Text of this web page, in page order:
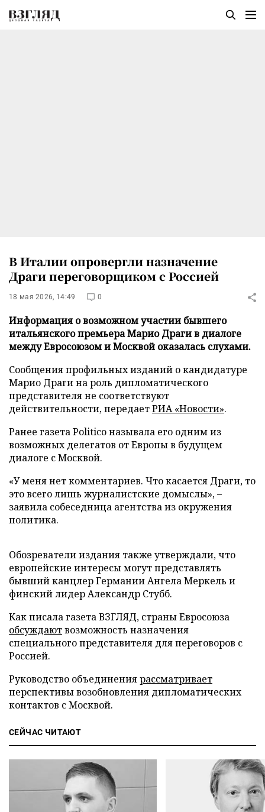
В Италии опровергли назначение
Драги переговорщиком с Россией
18 мая 2026, 14:49 0
Информация о возможном участии бывшего
итальянского премьера Марио Драги в диалоге
между Евросоюзом и Москвой оказалась слухами.
Сообщения профильных изданий о кандидатуре
Марио Драги на роль дипломатического
представителя не соответствуют
действительности, передаетРИА «Новости».
Ранее газета Politico называла его одним из
возможных делегатов от Европы в будущем
диалоге с Москвой.
«У меня нет комментариев. Что касается Драги, то
это всего лишь журналистские домыслы», –
заявила собеседница агентства из окружения
политика.
Обозреватели издания также утверждали, что
европейские интересы могут представлять
бывший канцлер Германии Ангела Меркель и
финский лидер Александр Стубб.
Как писала газета ВЗГЛЯД, страны Евросоюза
обсуждаютвозможность назначения
специального представителя для переговоров с
Россией.
Руководство объединениярассматривает
перспективы возобновления дипломатических
контактов с Москвой.
СЕЙЧАС ЧИТАЮТ